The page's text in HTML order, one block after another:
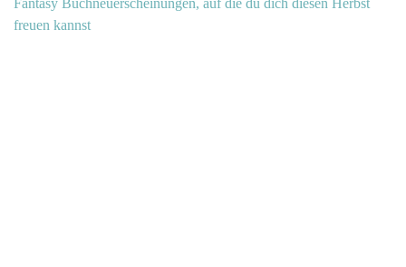
freuen kannst